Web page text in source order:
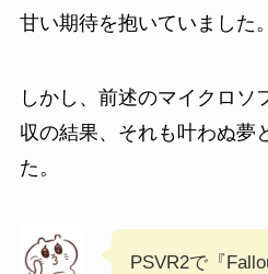
甘い期待を抱いていました。
しかし、前述のマイクロソ
収の結果、それも叶わぬ夢
た。
PSVR2で『